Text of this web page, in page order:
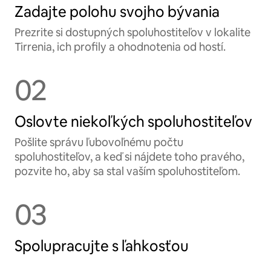
Zadajte polohu svojho bývania
Prezrite si dostupných spoluhostiteľov v lokalite
Tirrenia, ich profily a ohodnotenia od hostí.
02
Oslovte niekoľkých spoluhostiteľov
Pošlite správu ľubovoľnému počtu
spoluhostiteľov, a keď si nájdete toho pravého,
pozvite ho, aby sa stal vaším spoluhostiteľom.
03
Spolupracujte s ľahkosťou